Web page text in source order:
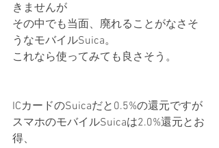
きませんが
その中でも当面、廃れることがなさそ
うなモバイルSuica。
これなら使ってみても良さそう。
ICカードのSuicaだと0.5%の還元ですが
スマホのモバイルSuicaは2.0%還元とお
得、